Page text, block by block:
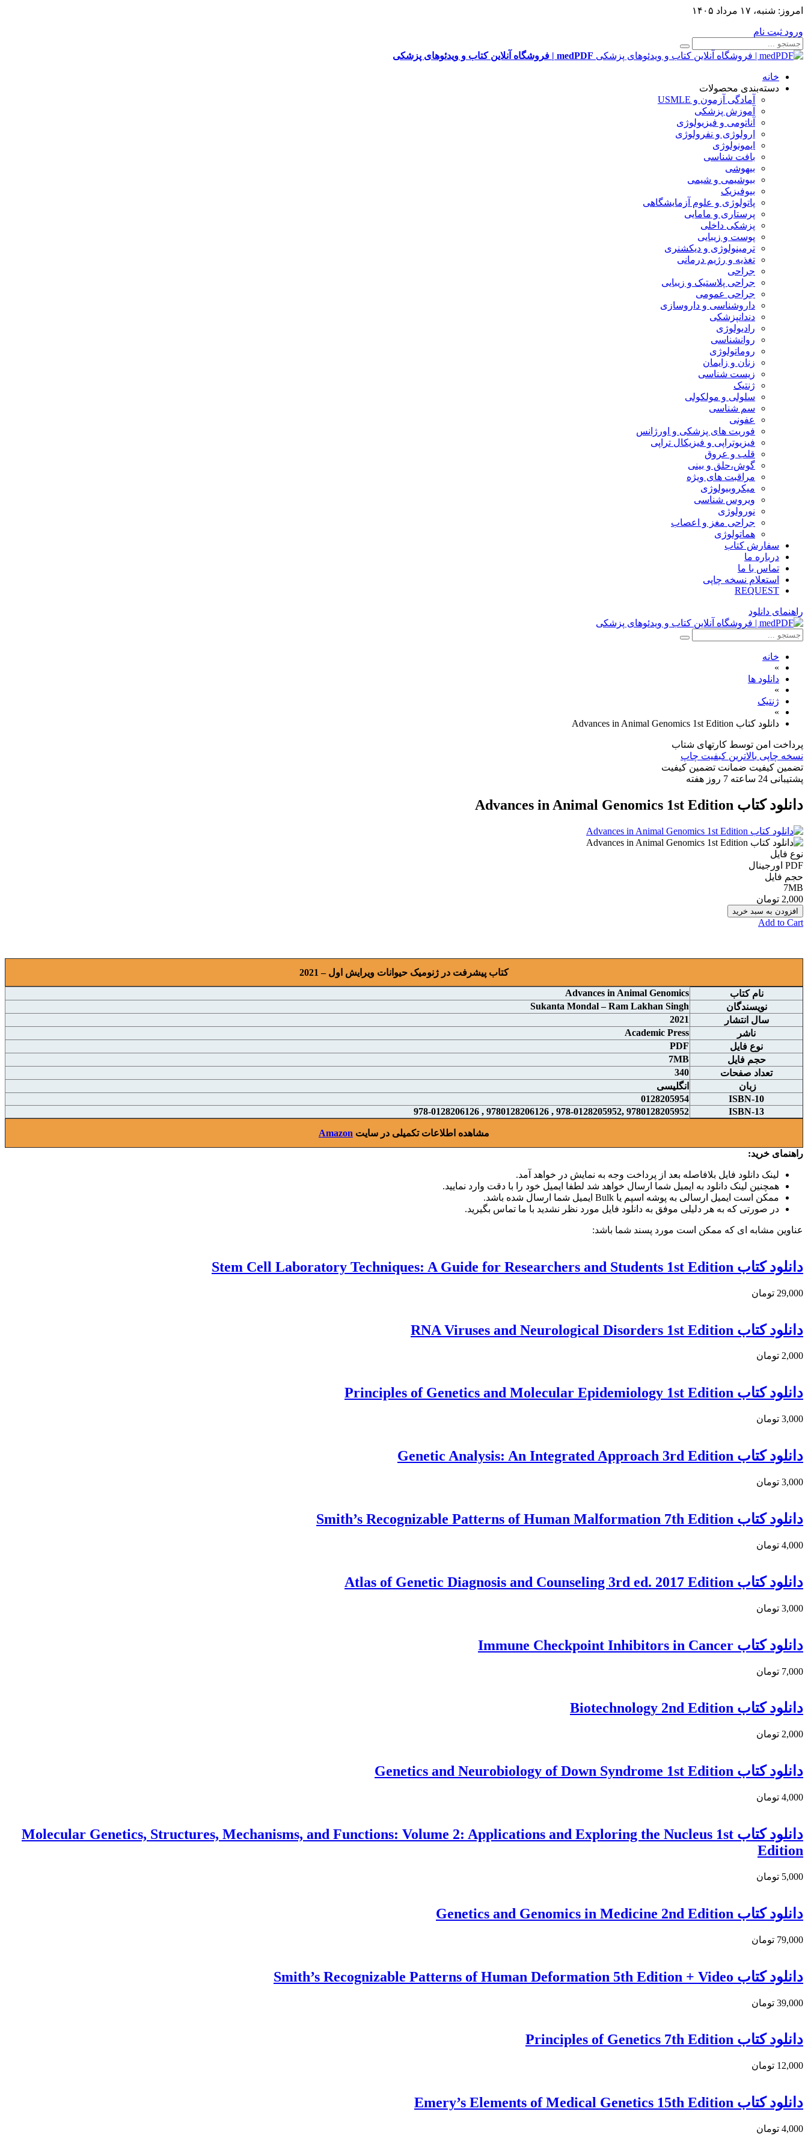
امروز: شنبه، ۱۷ مرداد ۱۴۰۵
ورود ثبت نام
medPDF | فروشگاه آنلاین کتاب و ویدئوهای پزشکی
خانه
دسته‌بندی محصولات
آمادگی آزمون و USMLE
آموزش پزشکی
آناتومی و فیزیولوژی
ارولوژی و نفرولوژی
ایمونولوژی
بافت شناسی
بیهوشی
بیوشیمی و شیمی
بیوفیزیک
پاتولوژی و علوم آزمایشگاهی
پرستاری و مامایی
پزشکی داخلی
پوست و زیبایی
ترمینولوژی و دیکشنری
تغذیه و رژیم درمانی
جراحی
جراحی پلاستیک و زیبایی
جراحی عمومی
داروشناسی و داروسازی
دندانپزشکی
رادیولوژی
روانشناسی
روماتولوژی
زنان و زایمان
زیست شناسی
ژنتیک
سلولی و مولکولی
سم شناسی
عفونی
فوریت های پزشکی و اورژانس
فیزیوتراپی و فیزیکال تراپی
قلب و عروق
گوش،حلق و بینی
مراقبت های ویژه
میکروبیولوژی
ویروس شناسی
نورولوژی
جراحی مغز و اعصاب
هماتولوژی
سفارش کتاب
درباره ما
تماس با ما
استعلام نسخه چاپی
REQUEST
راهنمای دانلود
خانه
»
دانلود ها
»
ژنتیک
»
دانلود کتاب Advances in Animal Genomics 1st Edition
پرداخت امن توسط کارتهای شتاب
نسخه چاپی بالاترین کبفیت چاپ
تضمین کیفیت ضمانت تضمین کیفیت
پشتیبانی 24 ساعته 7 روز هفته
دانلود کتاب Advances in Animal Genomics 1st Edition
نوع فایل
PDF اورجينال
حجم فایل
7MB
2,000 تومان
افزودن به سبد خرید
Add to Cart
کتاب پیشرفت در ژنومیک حیوانات ويرايش اول – 2021
نام کتاب
Advances in Animal Genomics
نويسندگان
Sukanta Mondal – Ram Lakhan Singh
سال انتشار
2021
ناشر
Academic Press
نوع فايل
PDF
حجم فايل
7MB
تعداد صفحات
340
زبان
انگلیسی
ISBN-10
0128205954
ISBN-13
9780128205952 ,978-0128205952 , 9780128206126 , 978-0128206126
مشاهده اطلاعات تکمیلی در سایت Amazon
راهنمای خرید:
لینک دانلود فایل بلافاصله بعد از پرداخت وجه به نمایش در خواهد آمد.
همچنین لینک دانلود به ایمیل شما ارسال خواهد شد لطفا ایمیل خود را با دقت وارد نمایید.
ممکن است ایمیل ارسالی به پوشه اسپم یا Bulk ایمیل شما ارسال شده باشد.
در صورتی که به هر دلیلی موفق به دانلود فایل مورد نظر نشدید با ما تماس بگیرید.
عناوین مشابه ای که ممکن است مورد پسند شما باشد:
دانلود کتاب Stem Cell Laboratory Techniques: A Guide for Researchers and Students 1st Edition
29,000 تومان
دانلود کتاب RNA Viruses and Neurological Disorders 1st Edition
2,000 تومان
دانلود كتاب Principles of Genetics and Molecular Epidemiology 1st Edition
3,000 تومان
دانلود کتاب Genetic Analysis: An Integrated Approach 3rd Edition
3,000 تومان
دانلود کتاب Smith’s Recognizable Patterns of Human Malformation 7th Edition
4,000 تومان
دانلود کتاب Atlas of Genetic Diagnosis and Counseling 3rd ed. 2017 Edition
3,000 تومان
دانلود کتاب Immune Checkpoint Inhibitors in Cancer
7,000 تومان
دانلود کتاب Biotechnology 2nd Edition
2,000 تومان
دانلود كتاب Genetics and Neurobiology of Down Syndrome 1st Edition
4,000 تومان
دانلود کتاب Molecular Genetics, Structures, Mechanisms, and Functions: Volume 2: Applications and Exploring the Nucleus 1st
Edition
5,000 تومان
دانلود کتاب Genetics and Genomics in Medicine 2nd Edition
79,000 تومان
دانلود کتاب Smith’s Recognizable Patterns of Human Deformation 5th Edition + Video
39,000 تومان
دانلود كتاب Principles of Genetics 7th Edition
12,000 تومان
دانلود کتاب Emery’s Elements of Medical Genetics 15th Edition
4,000 تومان